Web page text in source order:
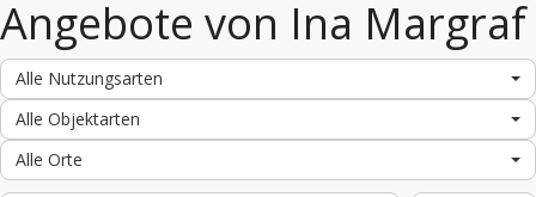
Angebote von Ina Margraf
Alle Nutzungsarten
Alle Objektarten
Alle Orte